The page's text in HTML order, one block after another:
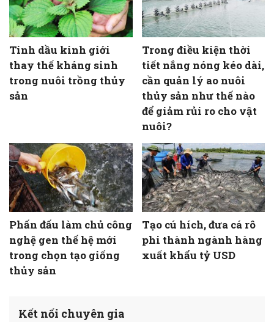
Tinh dầu kinh giới
thay thế kháng sinh
trong nuôi trồng thủy
sản
Trong điều kiện thời
tiết nắng nóng kéo dài,
cần quản lý ao nuôi
thủy sản như thế nào
để giảm rủi ro cho vật
nuôi?
Phấn đấu làm chủ công
nghệ gen thế hệ mới
trong chọn tạo giống
thủy sản
Tạo cú hích, đưa cá rô
phi thành ngành hàng
xuất khẩu tỷ USD
Kết nối chuyên gia